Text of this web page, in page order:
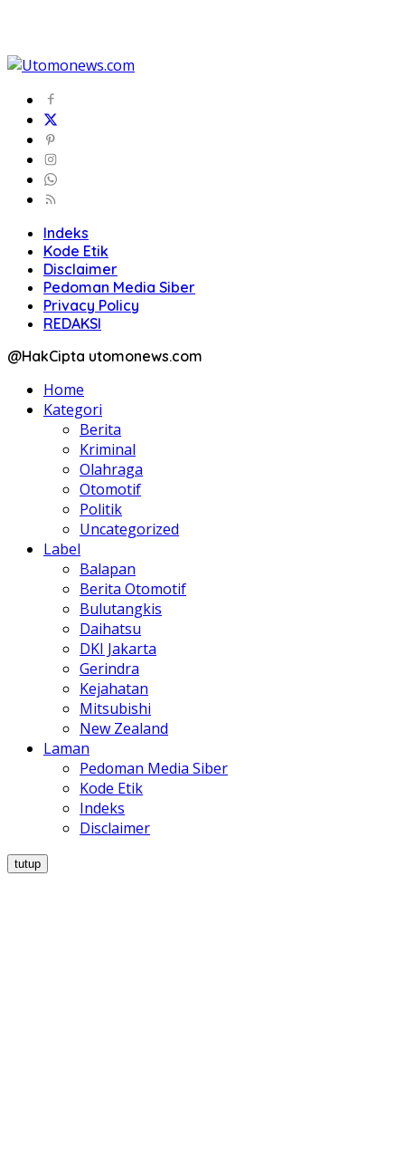
Indeks
Kode Etik
Disclaimer
Pedoman Media Siber
Privacy Policy
REDAKSI
@HakCipta utomonews.com
Home
Kategori
Berita
Kriminal
Olahraga
Otomotif
Politik
Uncategorized
Label
Balapan
Berita Otomotif
Bulutangkis
Daihatsu
DKI Jakarta
Gerindra
Kejahatan
Mitsubishi
New Zealand
Laman
Pedoman Media Siber
Kode Etik
Indeks
Disclaimer
tutup